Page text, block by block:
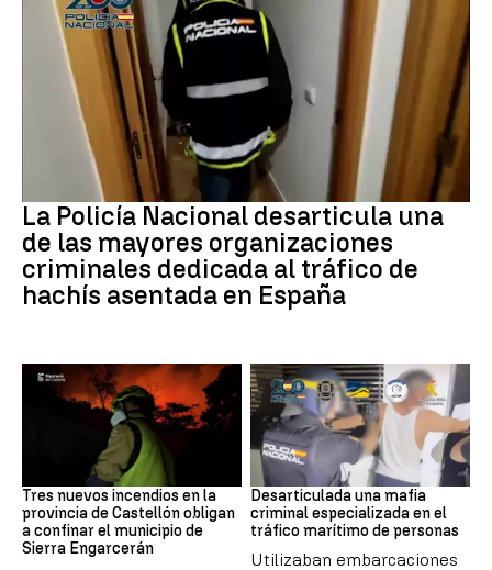
Narcotrafico
La Policía Nacional desarticula una
de las mayores organizaciones
criminales dedicada al tráfico de
hachís asentada en España
Tres nuevos incendios en la
provincia de Castellón obligan
a confinar el municipio de
Sierra Engarcerán
Tráfico de personas
Desarticulada una mafia
criminal especializada en el
tráfico marítimo de personas
Utilizaban embarcaciones